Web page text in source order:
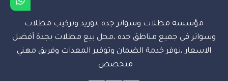
مؤسسة مظلات وسواتر جده ،توريد وتركيب مظلات
وسواتر في جميع مناطق جده ،محل بيع مظلات بجدة أفضل
الاسعار ،نوفر خدمة الضمان وتوفير المعدات وفريق مهني
متخصص.